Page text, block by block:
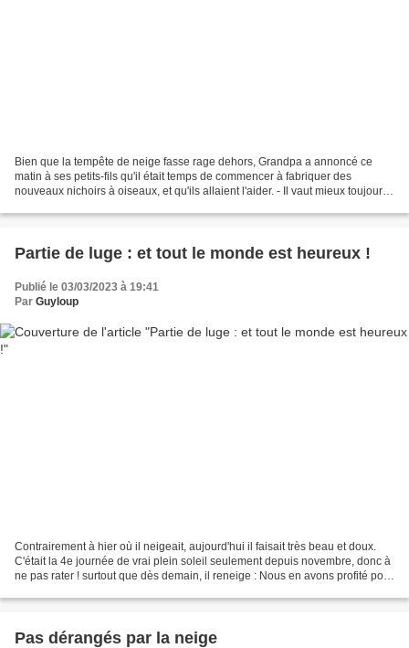
Bien que la tempête de neige fasse rage dehors, Grandpa a annoncé ce
matin à ses petits-fils qu'il était temps de commencer à fabriquer des
nouveaux nichoirs à oiseaux, et qu'ils allaient l'aider. - Il vaut mieux toujours
Partie de luge : et tout le monde est heureux !
Publié le 03/03/2023 à 19:41
Par Guyloup
Contrairement à hier où il neigeait, aujourd'hui il faisait très beau et doux.
C'était la 4e journée de vrai plein soleil seulement depuis novembre, donc à
ne pas rater ! surtout que dès demain, il reneige : Nous en avons profité pour
Pas dérangés par la neige